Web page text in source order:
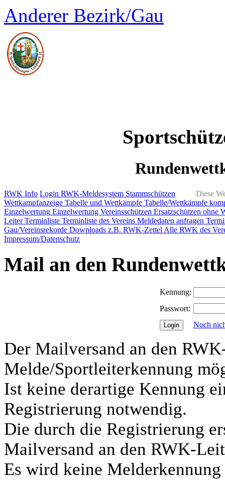
Anderer Bezirk/Gau
Diese
RWK Info Login RWK-Meldesystem Stammschützen
Wettkampfanzeige Tabelle und Wettkämpfe Tabelle/Wettkämpfe
Einzelwertung Einzelwertung Vereinsschützen Ersatzschützen ohne
LeiterTerminliste Terminliste des Vereins Meldedaten anfragen
Gau/Vereinsrekorde Downloads z.B. RWK-Zettel Alle RWK des
Impressum/Datenschutz
Mail an den
Kennung:
Passwort:
Noch
Der Mailversand an den
Melde/Sportleiterkennung
Ist keine derartige Kennung
Registrierung notwendig.
Die durch die Registrierung
Mailversand an den RWK-
Es wird keine Melderkennung